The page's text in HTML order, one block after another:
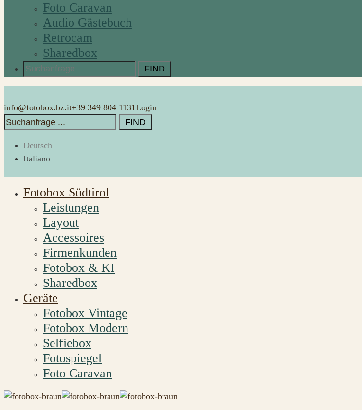
Foto Caravan
Audio Gästebuch
Retrocam
Sharedbox
Search
for:
info@fotobox.bz.it+39 349 804 1131Login
Search
for:
Deutsch
Italiano
Fotobox Südtirol
Leistungen
Layout
Accessoires
Firmenkunden
Fotobox & KI
Sharedbox
Geräte
Fotobox Vintage
Fotobox Modern
Selfiebox
Fotospiegel
Foto Caravan